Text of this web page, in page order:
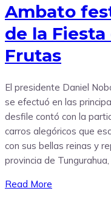
Ambato
de la
Frutas
El presidente Daniel
se efectuó en las
desfile contó con la
carros alegóricos que
con sus bellas reinas y
provincia de
Read More